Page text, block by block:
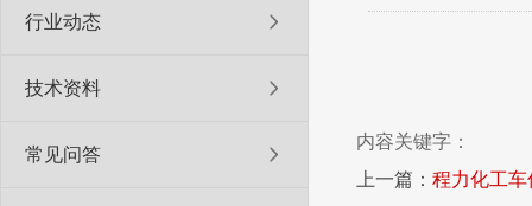
行业动态
技术资料
常见问答
内容关键字：
上一篇： 程力化工车